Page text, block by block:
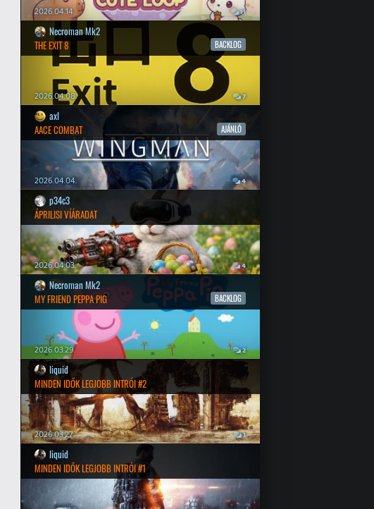
2026.04.14. 11
Necroman Mk2
THE EXIT 8
BACKLOG
2026.04.08. 7
axl
AACE COMBAT
AJÁNLÓ
2026.04.04. 4
p34c3
ÁPRILISI VÍÁRADAT
2026.04.03. 4
Necroman Mk2
MY FRIEND PEPPA PIG
BACKLOG
2026.03.29. 2
liquid
MINDEN IDŐK LEGJOBB INTRÓI #2
2026.03.27. 1
liquid
MINDEN IDŐK LEGJOBB INTRÓI #1